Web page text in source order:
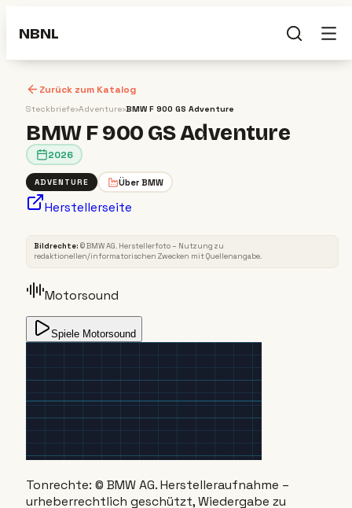
NBNL
Zurück zum Katalog
Steckbriefe›Adventure›BMW F 900 GS Adventure
BMW F 900 GS Adventure
2026
ADVENTURE Über BMW
Herstellerseite
ADVENTURE
Bildrechte: ©BMW AG. Herstellerfoto – Nutzung zu
redaktionellen/informatorischen Zwecken mit Quellenangabe.
Motorsound
Spiele Motorsound
Tonrechte: © BMW AG. Herstelleraufnahme –
urheberrechtlich geschützt, Wiedergabe zu